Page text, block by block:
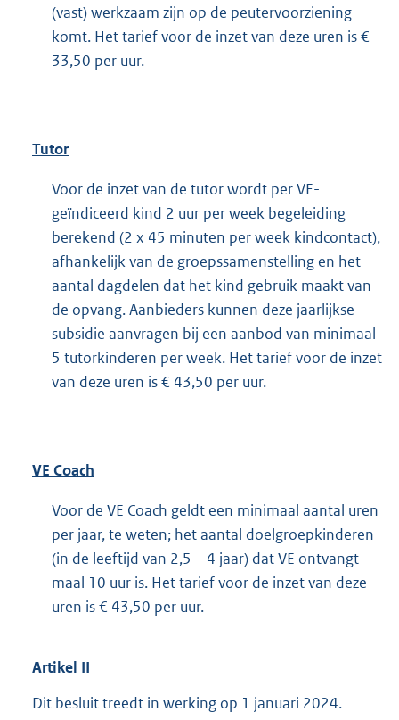
(vast) werkzaam zijn op de peutervoorziening
komt. Het tarief voor de inzet van deze uren is €
33,50 per uur.
Tutor
Voor de inzet van de tutor wordt per VE-
geïndiceerd kind 2 uur per week begeleiding
berekend (2 x 45 minuten per week kindcontact),
afhankelijk van de groepssamenstelling en het
aantal dagdelen dat het kind gebruik maakt van
de opvang. Aanbieders kunnen deze jaarlijkse
subsidie aanvragen bij een aanbod van minimaal
5 tutorkinderen per week. Het tarief voor de inzet
van deze uren is € 43,50 per uur.
VE Coach
Voor de VE Coach geldt een minimaal aantal uren
per jaar, te weten; het aantal doelgroepkinderen
(in de leeftijd van 2,5 – 4 jaar) dat VE ontvangt
maal 10 uur is. Het tarief voor de inzet van deze
uren is € 43,50 per uur.
Artikel II
Dit besluit treedt in werking op 1 januari 2024.